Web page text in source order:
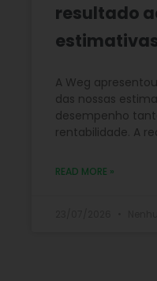
resultado
A Weg
das nossas
desempenho
rentabilidade. A
READ MORE »